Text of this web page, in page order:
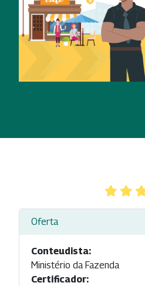
Oferta
Conteudista:
Ministério da Fazenda
Certificador: